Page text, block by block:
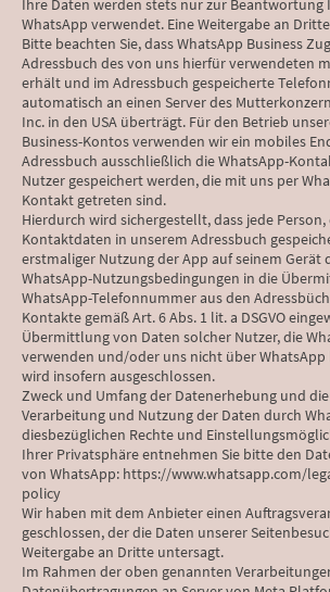
Ihre Daten werden stets nur zur Beantwortung
WhatsApp verwendet. Eine Weitergabe an
Bitte beachten Sie, dass WhatsApp Business
Adressbuch des von uns hierfür verwendeten
erhält und im Adressbuch gespeicherte
automatisch an einen Server des
Inc. in den USA überträgt. Für den Betrieb
Business-Kontos verwenden wir ein mobiles
Adressbuch ausschließlich die WhatsApp-
Nutzer gespeichert werden, die mit uns per
Kontakt getreten sind.
Hierdurch wird sichergestellt, dass jede
Kontaktdaten in unserem Adressbuch
erstmaliger Nutzung der App auf seinem Gerät
WhatsApp-Nutzungsbedingungen in die
WhatsApp-Telefonnummer aus den
Kontakte gemäß Art. 6 Abs. 1 lit. a DSGVO
Übermittlung von Daten solcher Nutzer, die
verwenden und/oder uns nicht über
wird insofern ausgeschlossen.
Zweck und Umfang der Datenerhebung und
Verarbeitung und Nutzung der Daten durch
diesbezüglichen Rechte und
Ihrer Privatsphäre entnehmen Sie bitte den
von WhatsApp: https://www.whatsapp.com/
policy
Wir haben mit dem Anbieter einen
geschlossen, der die Daten unserer
Weitergabe an Dritte untersagt.
Im Rahmen der oben genannten